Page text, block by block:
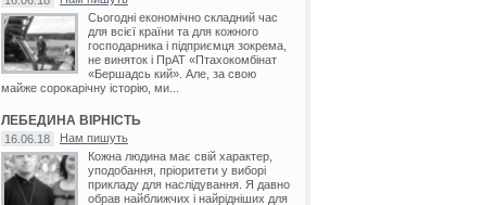
Сьогодні економічно складний час
для всієї країни та для кожного
господарника і підприємця зокрема,
не виняток і ПрАТ «Птахокомбінат
«Бершадсь кий». Але, за свою
майже сорокарічну історію, ми...
ЛЕБЕДИНА ВІРНІСТЬ
16.06.18
Нам пишуть
Кожна людина має свій характер,
уподобання, пріоритети у виборі
прикладу для наслідування. Я давно
обрав найближчих і найрідніших для